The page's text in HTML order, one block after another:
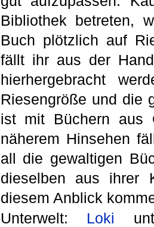
Bibliothek betreten,
Buch plötzlich auf
fällt ihr aus der
hierhergebracht
Riesengröße und die
ist mit Büchern aus
näherem Hinsehen
all die gewaltigen
dieselben aus ihrer
diesem Anblick
Unterwelt: Loki